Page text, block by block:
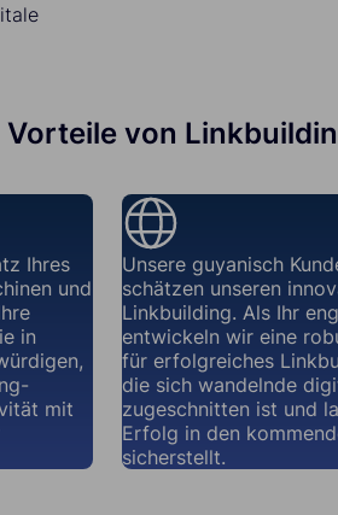
von
Ihres
und
in
mit
Unsere guyanisch
schätzen unseren
Linkbuilding. Als Ihr
entwickeln wir eine
für erfolgreiches
die sich wandelnde
zugeschnitten ist und
Erfolg in den
sicherstellt.